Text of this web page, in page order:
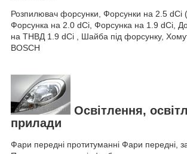
Розпилювач форсунки, Форсунки на 2.5 dCi
Форсунка на 2.0 dCi, Форсунка на 1.9 dCi,
на ТНВД 1.9 dCi , Шайба під форсунку,
BOSCH
Освітлення,
прилади
Фари передні протитуманні Фари передні,